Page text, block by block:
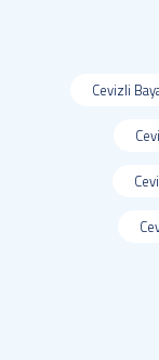
Cevizli